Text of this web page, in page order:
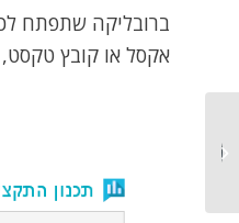
ברובליקה שתפתח
אקסל או קובץ